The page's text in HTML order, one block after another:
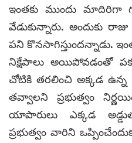
ఇంతకు ముందు మాదిరిగా
వేడుకున్నారు. అందుకు
పని కొనసాగిస్తుందన్నాడు.
నిక్షేపాలు అయిపోవడంతో
చోటికి తరలించి అక్కడ ఉన్న
తవ్వాలని ప్రభుత్వం
యాపారులు ఎక్కడ
ప్రభుత్వం వారిని